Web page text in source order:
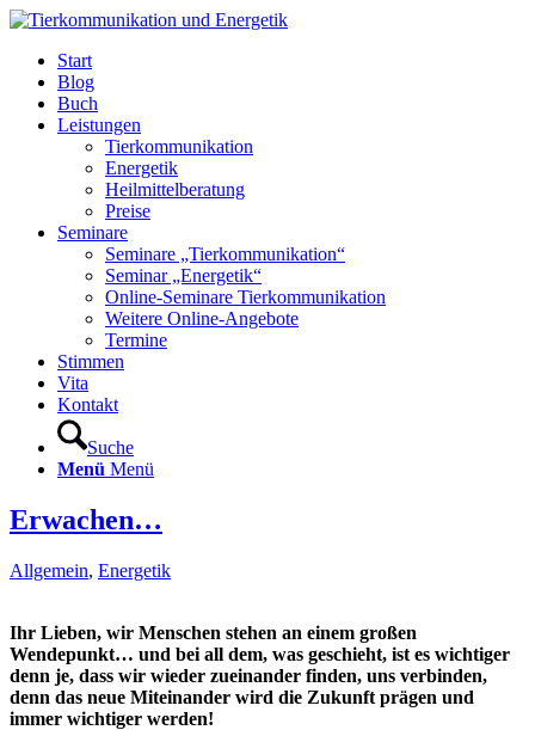
Start
Blog
Buch
Leistungen
Tierkommunikation
Energetik
Heilmittelberatung
Preise
Seminare
Seminare „Tierkommunikation“
Seminar „Energetik“
Online-Seminare Tierkommunikation
Weitere Online-Angebote
Termine
Stimmen
Vita
Kontakt
Suche
Menü Menü
Erwachen…
Allgemein, Energetik
Ihr Lieben, wir Menschen stehen an einem großen
Wendepunkt… und bei all dem, was geschieht, ist es wichtiger
denn je, dass wir wieder zueinander finden, uns verbinden,
denn das neue Miteinander wird die Zukunft prägen und
immer wichtiger werden!